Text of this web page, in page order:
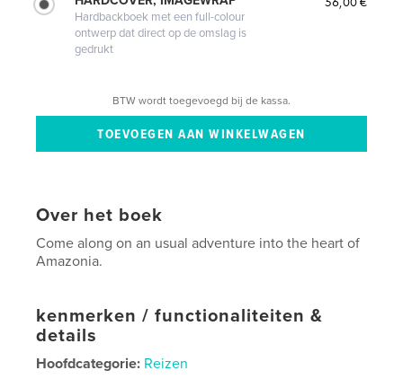
Hardbackboek met een full-colour
ontwerp dat direct op de omslag is
gedrukt
BTW wordt toegevoegd bij de kassa.
Over het boek
Come along on an usual adventure into the heart of
Amazonia.
kenmerken / functionaliteiten &
details
Hoofdcategorie: Reizen